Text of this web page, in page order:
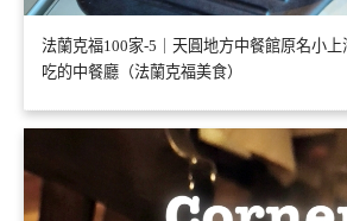
法蘭克福100家-5｜天圓地方中餐館原名小
吃的中餐廳（法蘭克福美食）